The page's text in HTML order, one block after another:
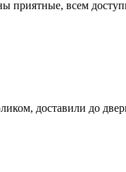
приятные, всем
доставили до